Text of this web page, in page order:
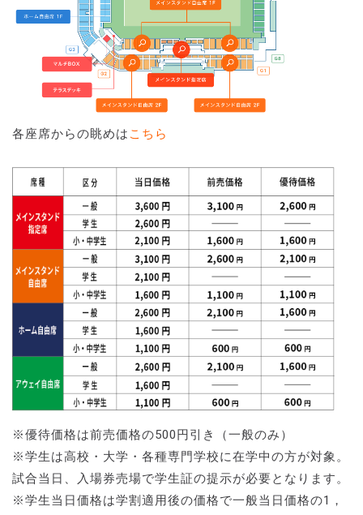
各座席からの眺めは こちら
※優待価格は前売価格の500円引き（一般のみ）
※学生は高校・大学・各種専門学校に在学中の方が対象。
試合当日、入場券売場で学生証の提示が必要となります。
※学生当日価格は学割適用後の価格で一般当日価格の1，